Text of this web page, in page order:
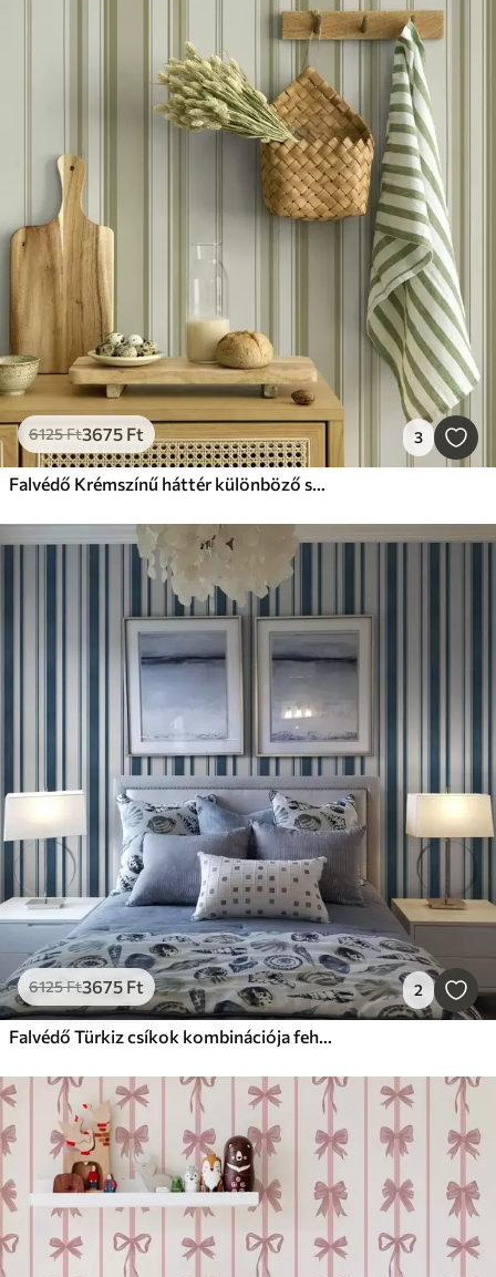
6125Ft3675 Ft 3
Falvédő Krémszínű háttér különböző szélességű szürke-bézs csíkokkal
6125Ft3675 Ft 2
Falvédő Türkiz csíkok kombinációja fehér alapon, ritmusos ritmussal